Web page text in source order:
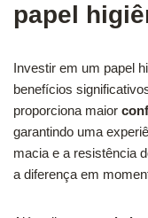
papel
Investir em um papel
benefícios
proporciona maior
garantindo uma
macia e a resistência
a diferença em